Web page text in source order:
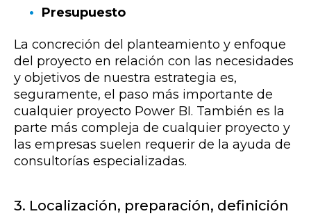
Presupuesto
La concreción del planteamiento y enfoque
del proyecto en relación con las necesidades
y objetivos de nuestra estrategia es,
seguramente, el paso más importante de
cualquier proyecto Power BI. También es la
parte más compleja de cualquier proyecto y
las empresas suelen requerir de la ayuda de
consultorías especializadas.
3. Localización, preparación, definición